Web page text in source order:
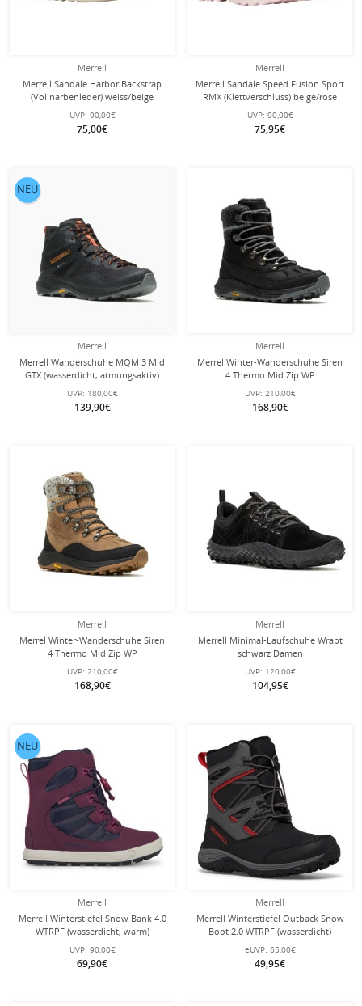
Merrell
Merrell Sandale Harbor Backstrap
(Vollnarbenleder) weiss/beige
Damen
UVP: 90,00€
75,00€
Merrell
Merrell Sandale Speed Fusion Sport
RMX (Klettverschluss) beige/rose
Damen
UVP: 90,00€
75,95€
Merrell
Merrell Wanderschuhe MQM 3 Mid
GTX (wasserdicht, atmungsaktiv)
schwarz Herren
UVP: 180,00€
139,90€
NEU
Merrell
Merrel Winter-Wanderschuhe Siren
4 Thermo Mid Zip WP
(Vollnarbenleder, wasserdicht)
schwarz Damen
UVP: 210,00€
168,90€
Merrell
Merrel Winter-Wanderschuhe Siren
4 Thermo Mid Zip WP
(Vollnarbenleder, wasserdicht)
braun Damen
UVP: 210,00€
168,90€
Merrell
Merrell Minimal-Laufschuhe Wrapt
schwarz Damen
UVP: 120,00€
104,95€
Merrell
Merrell Winterstiefel Snow Bank 4.0
WTRPF (wasserdicht, warm)
violett/navyblau Mädchen
UVP: 90,00€
69,90€
NEU
Merrell
Merrell Winterstiefel Outback Snow
Boot 2.0 WTRPF (wasserdicht)
schwarz Kinder
eUVP: 65,00€
49,95€